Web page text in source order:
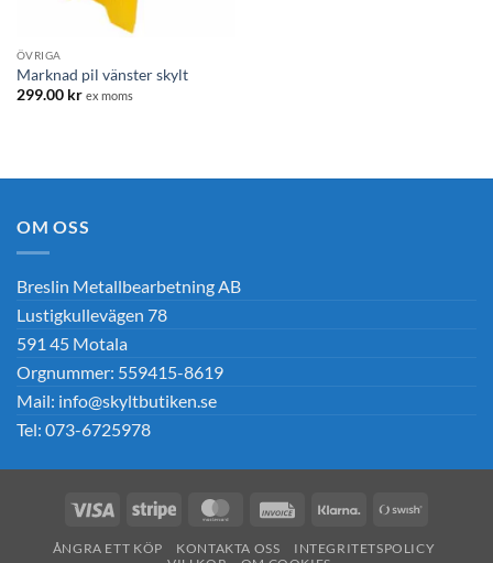
ÖVRIGA
Marknad pil vänster skylt
299.00 kr ex moms
OM OSS
Breslin Metallbearbetning AB
Lustigkullevägen 78
591 45 Motala
Orgnummer: 559415-8619
Mail: info@skyltbutiken.se
Tel: 073-6725978
Visa Stripe MasterCardInvoice Klarna
ÅNGRA ETT KÖP KONTAKTA OSS
INTEGRITETSPOLICY